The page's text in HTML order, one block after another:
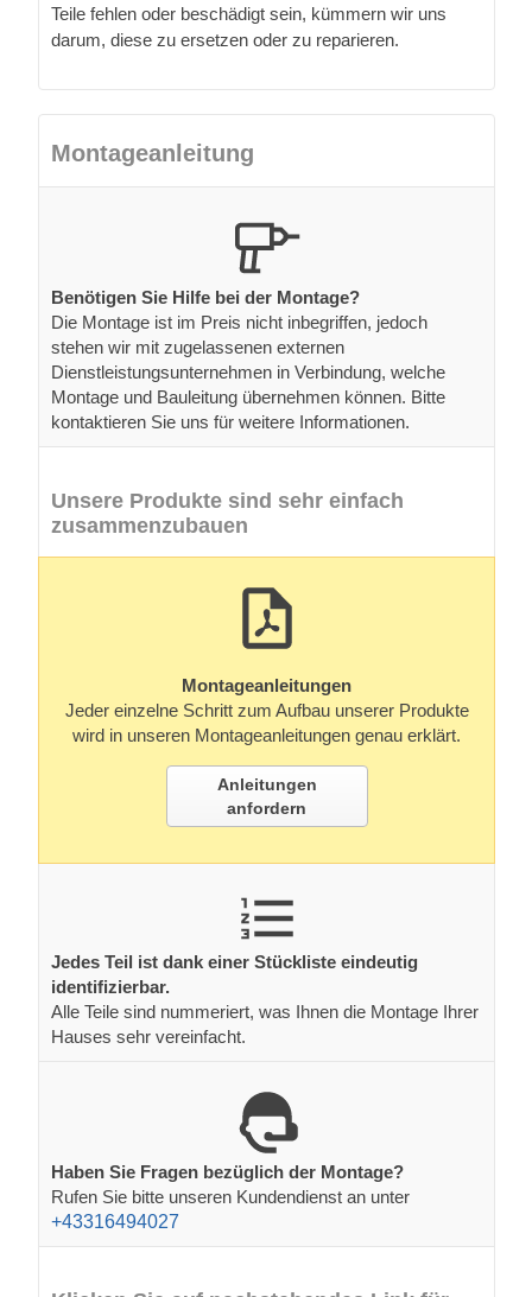
Teile fehlen oder beschädigt sein, kümmern wir uns
darum, diese zu ersetzen oder zu reparieren.
Montageanleitung
Benötigen Sie Hilfe bei der Montage?
Die Montage ist im Preis nicht inbegriffen, jedoch
stehen wir mit zugelassenen externen
Dienstleistungsunternehmen in Verbindung, welche
Montage und Bauleitung übernehmen können. Bitte
kontaktieren Sie uns für weitere Informationen.
Unsere Produkte sind sehr einfach
zusammenzubauen
Montageanleitungen
Jeder einzelne Schritt zum Aufbau unserer Produkte
wird in unseren Montageanleitungen genau erklärt.
Anleitungen
anfordern
Jedes Teil ist dank einer Stückliste eindeutig
identifizierbar.
Alle Teile sind nummeriert, was Ihnen die Montage Ihrer
Hauses sehr vereinfacht.
Haben Sie Fragen bezüglich der Montage?
Rufen Sie bitte unseren Kundendienst an unter
+43316494027